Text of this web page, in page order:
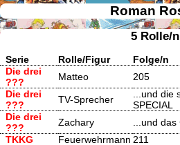
Roman
5 Rolle/n
Serie Rolle/Figur Folge/n
Die drei
???
Matteo 205
Die drei
???
TV-Sprecher
...und die
SPECIAL
Die drei
???
Zachary ...und das
TKKG
Feuerwehrmann 211